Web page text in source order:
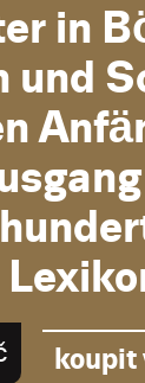
in
und
koupit